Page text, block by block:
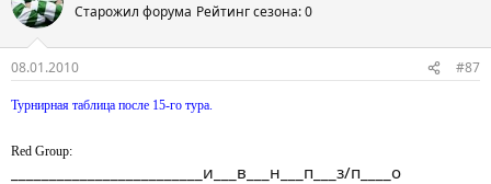
Старожил форума Рейтинг сезона: 0
08.01.2010 #87
Турнирная таблица после 15-го тура.
Red Group:
_________________________и___в___н___п___з/п____о